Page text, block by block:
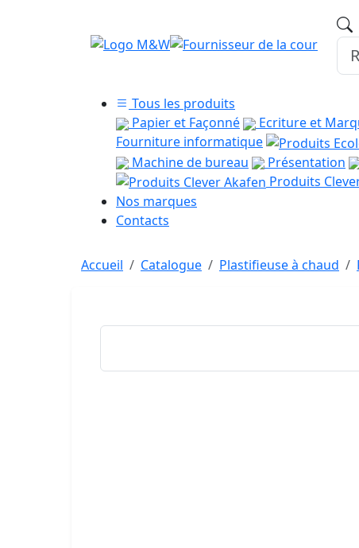
Tous les produits
Papier et Façonné
Ecriture et
Fourniture informatique
Machine de bureau
Présentation
Produits
Nos marques
Contacts
Accueil Catalogue Plastifieuse à chaud